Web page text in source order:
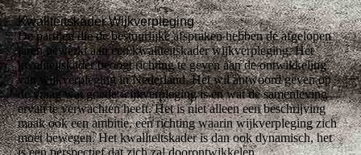
Kwaliteitskader Wijkverpleging
De partijen die de bestuurlijke afspraken hebben de afgelopen
jaren gewerkt aan een kwaliteitskader wijkverpleging. Het
kwaliteitskader beoogt richting te geven aan de ontwikkeling
van wijkverpleging in Nederland. Het wil antwoord geven op
de vraag wat goede wijkverpleging is en wat de samenleving
ervan te verwachten heeft. Het is niet alleen een beschrijving
maak ook een ambitie, een richting waarin wijkverpleging zich
moet bewegen. Het kwaliteitskader is dan ook dynamisch, het
is een perspectief dat zich zal doorontwikkelen.